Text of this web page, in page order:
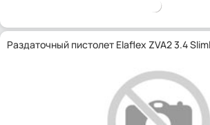
Раздаточный пистолет Elaflex ZVA2 3.4